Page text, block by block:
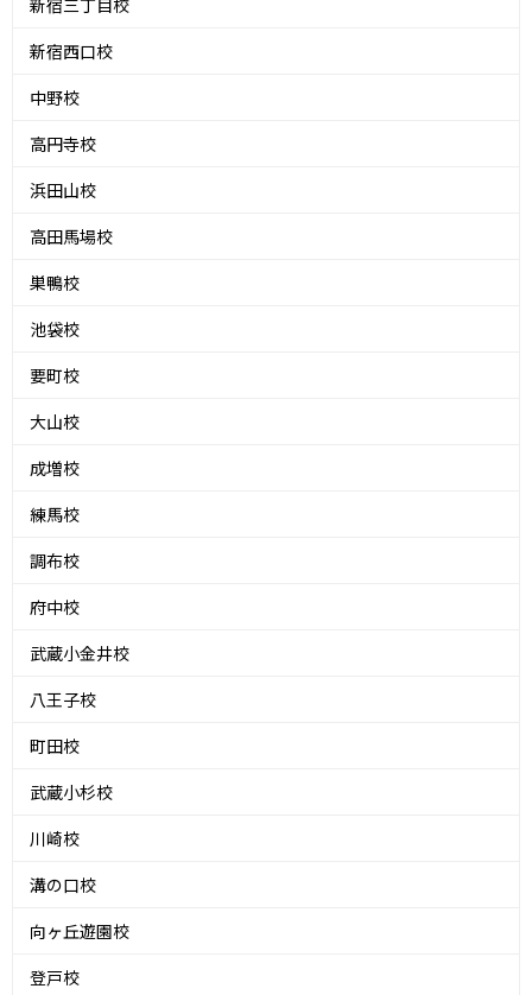
新宿西口校
中野校
高円寺校
浜田山校
高田馬場校
巣鴨校
池袋校
要町校
大山校
成増校
練馬校
調布校
府中校
武蔵小金井校
八王子校
町田校
武蔵小杉校
川崎校
溝の口校
向ヶ丘遊園校
登戸校